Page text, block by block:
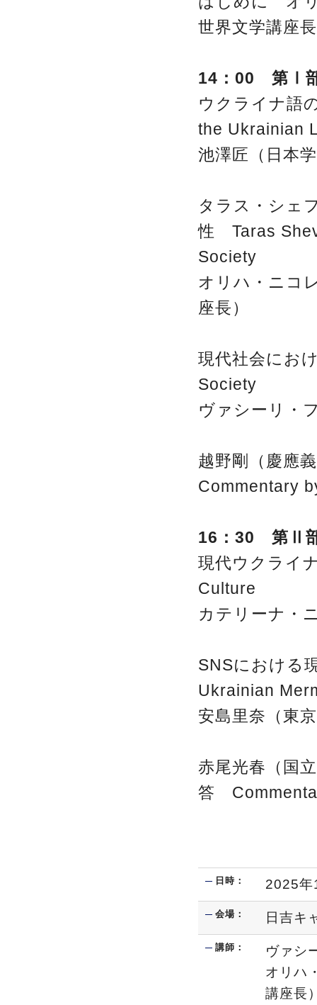
世界文学講座
14：00 第Ⅰ
ウクライナ語
the Ukrainian
池澤匠（日本
タラス・シェ
性 Taras
Society
オリハ・ニコ
座長）
現代社会にお
Society
ヴァシーリ・
越野剛（慶應
Commentary
16：30 第Ⅱ
現代ウクライ
Culture
カテリーナ・
SNSにおける
Ukrainian
安島里奈（東
赤尾光春（国
答
日時： 2025
会場： 日吉キ
講師：
ヴァシ
オリハ
講座長